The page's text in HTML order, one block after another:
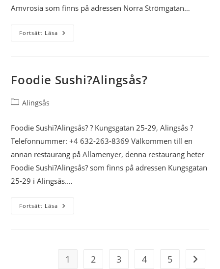
Amvrosia som finns på adressen Norra Strömgatan…
Fortsätt Läsa Amvrosia
Foodie Sushi?Alingsås?
Inläggskategori:
Alingsås
Foodie Sushi?Alingsås? ? Kungsgatan 25-29, Alingsås ?
Telefonnummer: +4 632-263-8369 Välkommen till en
annan restaurang på Allamenyer, denna restaurang heter
Foodie Sushi?Alingsås? som finns på adressen Kungsgatan
25-29 i Alingsås.…
Fortsätt Läsa Foodie
Sushi?
1 2 3 4 5 Gå till